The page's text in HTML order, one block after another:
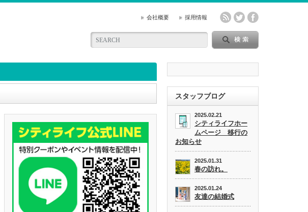
会社概要 採用情報
スタッフブログ
2025.02.21
シティライフホー
ムページ 移行の
お知らせ
2025.01.31
春の訪れ。
2025.01.24
友達の結婚式